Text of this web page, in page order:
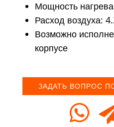
Мощность
Расход воздуха:
Возможно
корпусе
ЗАДАТЬ ВОПРОС